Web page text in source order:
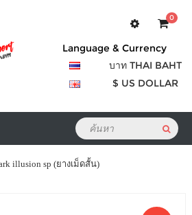
0
Language & Currency
บาท THAI BAHT
$ US DOLLAR
illusion sp (ยางเม็ดสั้น)